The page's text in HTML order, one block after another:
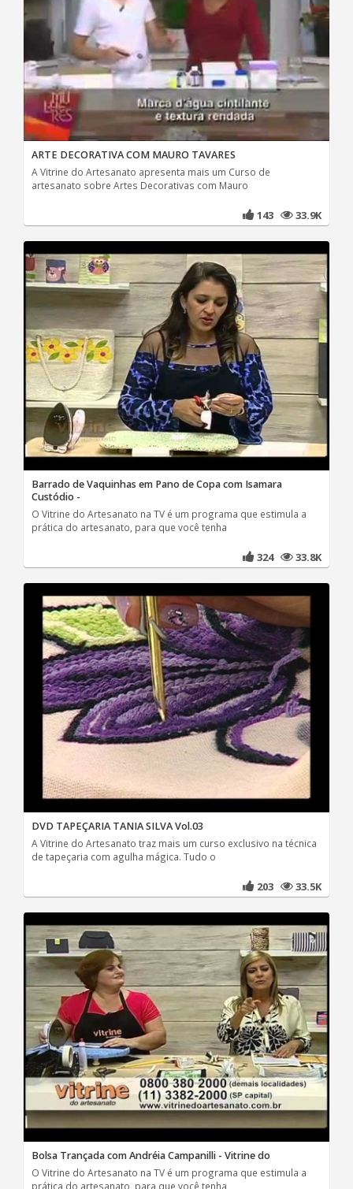
ARTE DECORATIVA COM MAURO TAVARES
A Vitrine do Artesanato apresenta mais um Curso de
artesanato sobre Artes Decorativas com Mauro
143 33.9K
Barrado de Vaquinhas em Pano de Copa com Isamara
Custódio -
O Vitrine do Artesanato na TV é um programa que estimula a
prática do artesanato, para que você tenha
324 33.8K
DVD TAPEÇARIA TANIA SILVA Vol.03
A Vitrine do Artesanato traz mais um curso exclusivo na técnica
de tapeçaria com agulha mágica. Tudo o
203 33.5K
Bolsa Trançada com Andréia Campanilli - Vitrine do
O Vitrine do Artesanato na TV é um programa que estimula a
prática do artesanato, para que você tenha